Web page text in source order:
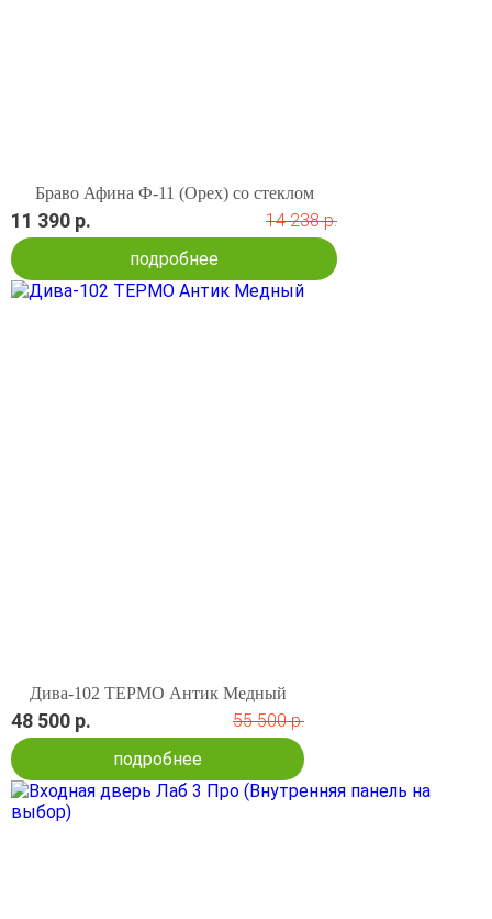
Браво Афина Ф-11 (Орех) со стеклом
11 390 р.
14 238 р.
подробнее
Дива-102 ТЕРМО Антик Медный
48 500 р.
55 500 р.
подробнее